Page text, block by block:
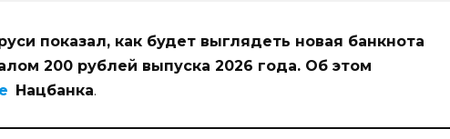
показал, как будет выглядеть новая банкнота
200 рублей выпуска 2026 года. Об этом
Нацбанка.